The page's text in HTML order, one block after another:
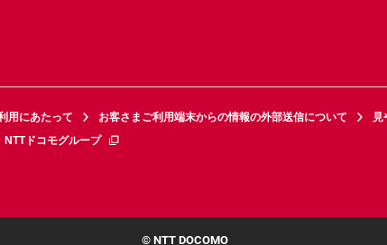
用にあたって お客さまご利用端末からの情報の外部送信について
見
NTTドコモグループ
© NTT DOCOMO